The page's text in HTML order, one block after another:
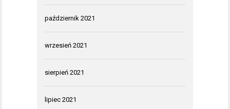
październik 2021
wrzesień 2021
sierpień 2021
lipiec 2021